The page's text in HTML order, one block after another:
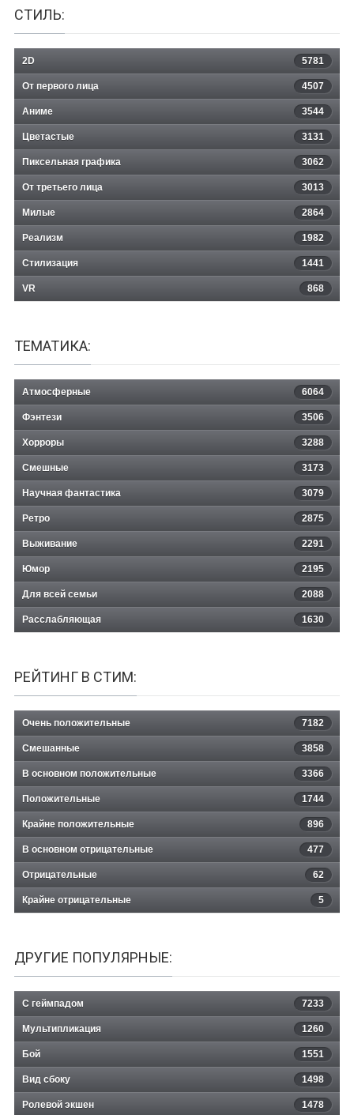
СТИЛЬ:
2D 5781
От первого лица 4507
Аниме 3544
Цветастые 3131
Пиксельная графика 3062
От третьего лица 3013
Милые 2864
Реализм 1982
Стилизация 1441
VR 868
ТЕМАТИКА:
Атмосферные 6064
Фэнтези 3506
Хорроры 3288
Смешные 3173
Научная фантастика 3079
Ретро 2875
Выживание 2291
Юмор 2195
Для всей семьи 2088
Расслабляющая 1630
РЕЙТИНГ В СТИМ:
Очень положительные 7182
Смешанные 3858
В основном положительные 3366
Положительные 1744
Крайне положительные 896
В основном отрицательные 477
Отрицательные 62
Крайне отрицательные 5
ДРУГИЕ ПОПУЛЯРНЫЕ:
С геймпадом 7233
Мультипликация 1260
Бой 1551
Вид сбоку 1498
Ролевой экшен 1478